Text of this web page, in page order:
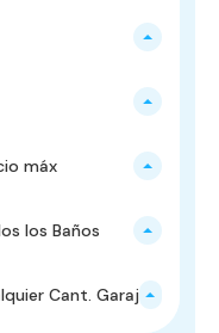
máx
los Baños
Cant. Garajes